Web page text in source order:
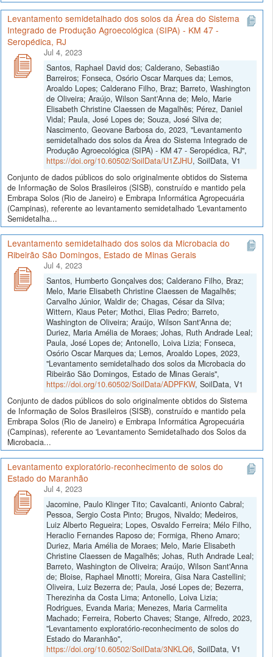
Levantamento semidetalhado dos solos da Área do Sistema
Integrado de Produção Agroecológica (SIPA) - KM 47 -
Seropédica, RJ
Jul 4, 2023
Santos, Raphael David dos; Calderano, Sebastião
Barreiros; Fonseca, Osório Oscar Marques da; Lemos,
Aroaldo Lopes; Calderano Filho, Braz; Barreto, Washington
de Oliveira; Araújo, Wilson Sant'Anna de; Melo, Marie
Elisabeth Christine Claessen de Magalhẽs; Pérez, Daniel
Vidal; Paula, José Lopes de; Souza, José Silva de;
Nascimento, Geovane Barbosa do, 2023, "Levantamento
semidetalhado dos solos da Área do Sistema Integrado de
Produção Agroecológica (SIPA) - KM 47 - Seropédica, RJ",
https://doi.org/10.60502/SoilData/U1ZJHU, SoilData, V1
Conjunto de dados públicos do solo originalmente obtidos do Sistema
de Informação de Solos Brasileiros (SISB), construído e mantido pela
Embrapa Solos (Rio de Janeiro) e Embrapa Informática Agropecuária
(Campinas), referente ao levantamento semidetalhado 'Levantamento
Semidetalha...
Levantamento semidetalhado dos solos da Microbacia do
Ribeirão São Domingos, Estado de Minas Gerais
Jul 4, 2023
Santos, Humberto Gonçalves dos; Calderano Filho, Braz;
Melo, Marie Elisabeth Christine Claessen de Magalhẽs;
Carvalho Júnior, Waldir de; Chagas, César da Silva;
Wittern, Klaus Peter; Mothci, Elias Pedro; Barreto,
Washington de Oliveira; Araújo, Wilson Sant'Anna de;
Duriez, Maria Amélia de Moraes; Johas, Ruth Andrade Leal;
Paula, José Lopes de; Antonello, Loiva Lizia; Fonseca,
Osório Oscar Marques da; Lemos, Aroaldo Lopes, 2023,
"Levantamento semidetalhado dos solos da Microbacia do
Ribeirão São Domingos, Estado de Minas Gerais",
https://doi.org/10.60502/SoilData/ADPFKW, SoilData, V1
Conjunto de dados públicos do solo originalmente obtidos do Sistema
de Informação de Solos Brasileiros (SISB), construído e mantido pela
Embrapa Solos (Rio de Janeiro) e Embrapa Informática Agropecuária
(Campinas), referente ao 'Levantamento Semidetalhado dos Solos da
Microbacia...
Levantamento exploratório-reconhecimento de solos do
Estado do Maranhão
Jul 4, 2023
Jacomine, Paulo Klinger Tito; Cavalcanti, Anionto Cabral;
Pessoa, Sergio Costa Pinto; Brugos, Nivaldo; Medeiros,
Luiz Alberto Regueira; Lopes, Osvaldo Ferreira; Mélo Filho,
Heraclio Fernandes Raposo de; Formiga, Rheno Amaro;
Duriez, Maria Amélia de Moraes; Melo, Marie Elisabeth
Christine Claessen de Magalhẽs; Johas, Ruth Andrade Leal;
Barreto, Washington de Oliveira; Araújo, Wilson Sant'Anna
de; Bloise, Raphael Minotti; Moreira, Gisa Nara Castellini;
Oliveira, Luiz Bezerra de; Paula, José Lopes de; Bezerra,
Therezinha da Costa Lima; Antonello, Loiva Lizia;
Rodrigues, Evanda Maria; Menezes, Maria Carmelita
Machado; Ferreira, Roberto Chaves; Stange, Alfredo, 2023,
"Levantamento exploratório-reconhecimento de solos do
Estado do Maranhão",
https://doi.org/10.60502/SoilData/3NKLQ6, SoilData, V1